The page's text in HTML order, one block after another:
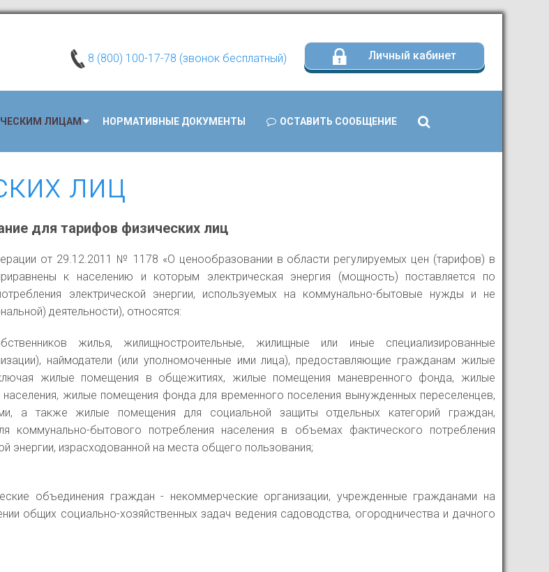
Личный кабинет
8 (800) 100-17-78 (звонок бесплатный)
ЛИЦАМ НОРМАТИВНЫЕ ДОКУМЕНТЫ ОСТАВИТЬ СООБЩЕНИЕ
Search
...
лиц
для тарифов физических лиц
от 29.12.2011 № 1178 «О ценообразовании в области регулируемых цен (тарифов) в
к населению и которым электрическая энергия (мощность) поставляется по
электрической энергии, используемых на коммунально-бытовые нужды и не
деятельности), относятся:
жилья, жилищностроительные, жилищные или иные специализированные
наймодатели (или уполномоченные ими лица), предоставляющие гражданам жилые
жилые помещения в общежитиях, жилые помещения маневренного фонда, жилые
жилые помещения фонда для временного поселения вынужденных переселенцев,
а также жилые помещения для социальной защиты отдельных категорий граждан,
коммунально-бытового потребления населения в объемах фактического потребления
энергии, израсходованной на места общего пользования;
объединения граждан - некоммерческие организации, учрежденные гражданами на
общих социально-хозяйственных задач ведения садоводства, огородничества и дачного